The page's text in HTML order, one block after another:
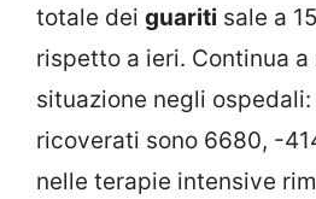
totale dei guariti sale a
rispetto a ieri. Continua
situazione negli
ricoverati sono 6680, -
nelle terapie intensive